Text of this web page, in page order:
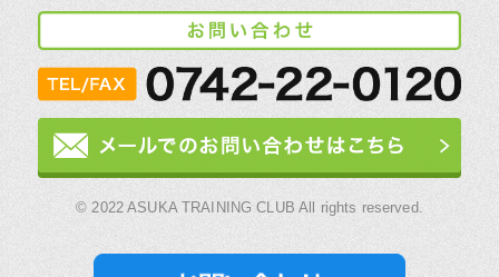
© 2022 ASUKA TRAINING CLUB All rights reserved.